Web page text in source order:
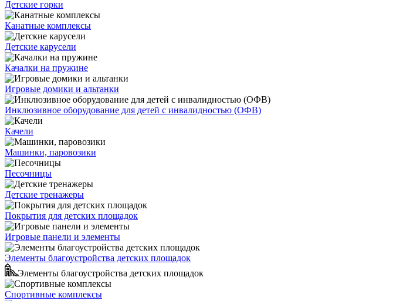
Детские горки
Канатные комплексы
Детские карусели
Качалки на пружине
Игровые домики и альтанки
Инклюзивное оборудование для детей с инвалидностью (ОФВ)
Качели
Машинки, паровозики
Песочницы
Детские тренажеры
Покрытия для детских площадок
Игровые панели и элементы
Элементы благоустройства детских площадок
Элементы благоустройства детских площадок
Спортивные комплексы